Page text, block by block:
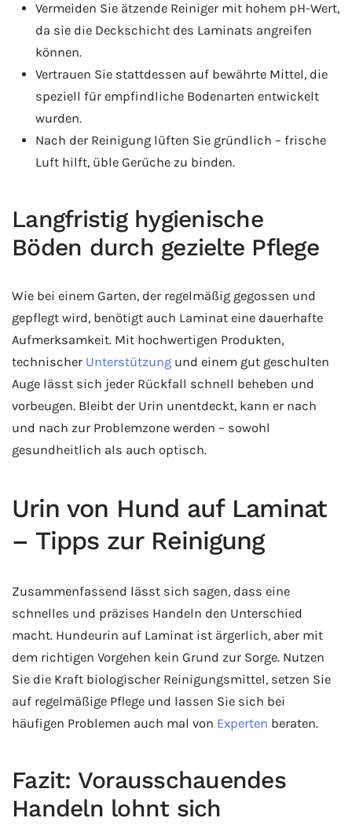
Vermeiden Sie ätzende Reiniger mit hohem pH-Wert,
da sie die Deckschicht des Laminats angreifen
können.
Vertrauen Sie stattdessen auf bewährte Mittel, die
speziell für empfindliche Bodenarten entwickelt
wurden.
Nach der Reinigung lüften Sie gründlich – frische
Luft hilft, üble Gerüche zu binden.
Langfristig hygienische
Böden durch gezielte Pflege
Wie bei einem Garten, der regelmäßig gegossen und
gepflegt wird, benötigt auch Laminat eine dauerhafte
Aufmerksamkeit. Mit hochwertigen Produkten,
technischer Unterstützung und einem gut geschulten
Auge lässt sich jeder Rückfall schnell beheben und
vorbeugen. Bleibt der Urin unentdeckt, kann er nach
und nach zur Problemzone werden – sowohl
gesundheitlich als auch optisch.
Urin von Hund auf Laminat
– Tipps zur Reinigung
Zusammenfassend lässt sich sagen, dass eine
schnelles und präzises Handeln den Unterschied
macht. Hundeurin auf Laminat ist ärgerlich, aber mit
dem richtigen Vorgehen kein Grund zur Sorge. Nutzen
Sie die Kraft biologischer Reinigungsmittel, setzen Sie
auf regelmäßige Pflege und lassen Sie sich bei
häufigen Problemen auch mal von Experten beraten.
Fazit: Vorausschauendes
Handeln lohnt sich